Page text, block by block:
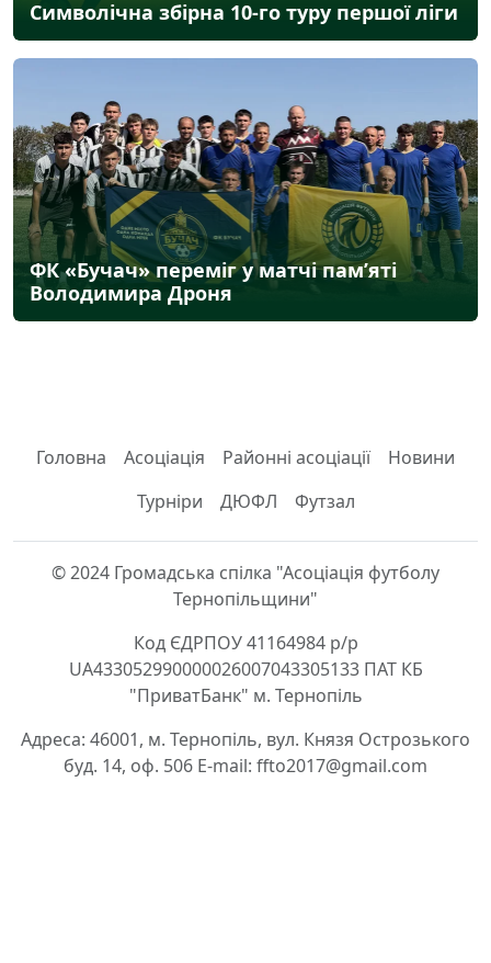
Символічна збірна 10-го туру першої ліги
ФК «Бучач» переміг у матчі пам’яті
Володимира Дроня
Головна Асоціація Районні асоціації
Новини
Турніри
ДЮФЛ Футзал
© 2024 Громадська спілка "Асоціація футболу
Тернопільщини"
Код ЄДРПОУ 41164984 р/р
UA433052990000026007043305133 ПАТ КБ
"ПриватБанк" м. Тернопіль
Адреса: 46001, м. Тернопіль, вул. Князя Острозького
буд. 14, оф. 506 E-mail: ffto2017@gmail.com